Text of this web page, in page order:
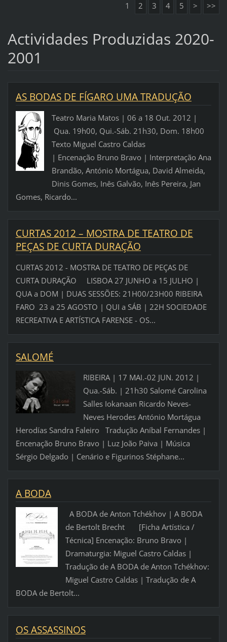
1 2 3 4 5 > >>
Actividades Produzidas 2020-
2001
AS BODAS DE FÍGARO UMA TRADUÇÃO
Teatro Maria Matos | 06 a 18 Out. 2012 |
Qua. 19h00, Qui.-Sáb. 21h30, Dom. 18h00
Texto Miguel Castro Caldas
| Encenação Bruno Bravo | Interpretação Ana
Brandão, António Mortágua, David Almeida,
Dinis Gomes, Inês Galvão, Inês Pereira, Jan
Gomes, Ricardo...
CURTAS 2012 – MOSTRA DE TEATRO DE
PEÇAS DE CURTA DURAÇÃO
CURTAS 2012 - MOSTRA DE TEATRO DE PEÇAS DE
CURTA DURAÇÃO LISBOA 27 JUNHO a 15 JULHO |
QUA a DOM | DUAS SESSÕES: 21H00/23H00 RIBEIRA
FARO 23 a 25 AGOSTO | QUI a SÁB | 22H SOCIEDADE
RECREATIVA E ARTÍSTICA FARENSE - OS...
SALOMÉ
RIBEIRA | 17 MAI.-02 JUN. 2012 |
Qua.-Sáb. | 21h30 Salomé Carolina
Salles Iokanaan Ricardo Neves-
Neves Herodes António Mortágua
Herodías Sandra Faleiro Tradução Aníbal Fernandes |
Encenação Bruno Bravo | Luz João Paiva | Música
Sérgio Delgado | Cenário e Figurinos Stéphane...
A BODA
A BODA de Anton Tchékhov | A BODA
de Bertolt Brecht [Ficha Artística /
Técnica] Encenação: Bruno Bravo |
Dramaturgia: Miguel Castro Caldas |
Tradução de A BODA de Anton Tchékhov:
Miguel Castro Caldas | Tradução de A
BODA de Bertolt...
OS ASSASSINOS